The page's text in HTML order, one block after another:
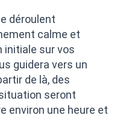
déroulent
calme et
initiale sur vos
guidera vers un
de là, des
seront
environ une heure et